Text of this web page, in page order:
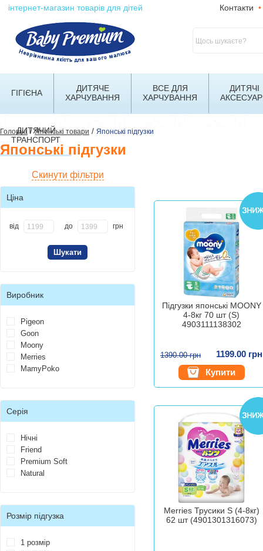
інтернет-магазин товарів для дітей Контакти •
ГІГІЄНА
ДИТЯЧЕ
ХАРЧУВАННЯ
ВСЕ ДЛЯ
ХАРЧУВАННЯ
ДИТЯЧІ
ДИТЯЧИЙ
ТРАНСПОРТ
Головна/Японські товари / Японські підгузки
Японські підгузки
Скинути фільтри
Ціна
від до грн
Виробник
Pigeon
Goon
Moony
Merries
MamyPoko
Серія
Нічні
Friend
Premium Soft
Natural
Розмір підгузка
1 розмір
Підгузки японські MOONY
4-8кг 70 шт (S)
4903111138302
1390.00 грн
1199.00 грн
Купити
Merries Трусики S (4-8кг)
62 шт (4901301316073)